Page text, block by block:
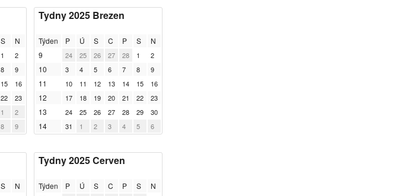
S
N
1 2
8 9
15 16
22 23
1 2
8 9
Tydny 2025 Brezen
Týden P Ú S C P S
N
9
24 25 26 27 28 1 2
10 3 4 5 6 7 8 9
11 10 11 12 13 14 15 16
12 17 18 19 20 21 22 23
13 24 25 26 27 28 29 30
14 31 1 2 3 4 5 6
S
N
Tydny 2025 Cerven
Týden P Ú S C P S
N